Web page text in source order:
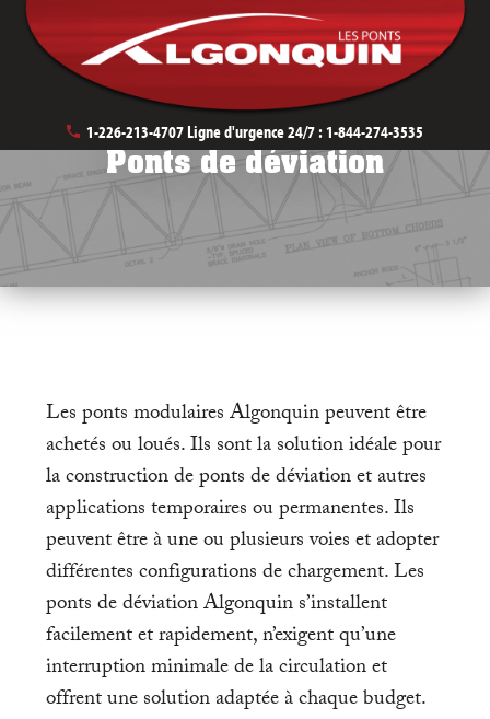
1-226-213-4707 Ligne d'urgence 24/7 :1-844-274-3535
Ponts de déviation
Les ponts modulaires Algonquin peuvent être
achetés ou loués. Ils sont la solution idéale pour
la construction de ponts de déviation et autres
applications temporaires ou permanentes. Ils
peuvent être à une ou plusieurs voies et adopter
différentes configurations de chargement. Les
ponts de déviation Algonquin s’installent
facilement et rapidement, n’exigent qu’une
interruption minimale de la circulation et
offrent une solution adaptée à chaque budget.